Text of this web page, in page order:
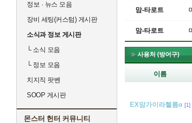
정보 · 뉴스 모음
장비 세팅(커스텀) 게시판
소식과 정보 게시판
└소식 모음
└정보 모음
치지직 팟벤
SOOP 게시판
몬스터 헌터 커뮤니티
맘-타로트
맘-타로트
사용처 (방어구)
이름
EX맘가이라헬름α [1]